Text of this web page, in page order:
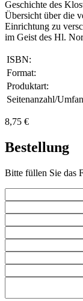
Geschichte des
Übersicht über die
Einrichtung zu
im Geist des Hl.
ISBN:
Format:
Produktart:
Seitenanzahl/
8,75 €
Bestellung
Bitte füllen Sie das